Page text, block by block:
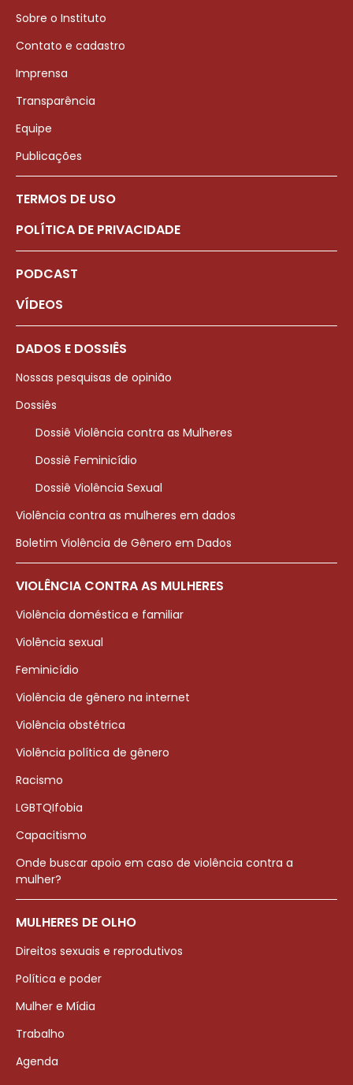
Sobre o Instituto
Contato e cadastro
Imprensa
Transparência
Equipe
Publicações
TERMOS DE USO
POLÍTICA DE PRIVACIDADE
PODCAST
VÍDEOS
DADOS E DOSSIÊS
Nossas pesquisas de opinião
Dossiês
Dossiê Violência contra as Mulheres
Dossiê Feminicídio
Dossiê Violência Sexual
Violência contra as mulheres em dados
Boletim Violência de Gênero em Dados
VIOLÊNCIA CONTRA AS MULHERES
Violência doméstica e familiar
Violência sexual
Feminicídio
Violência de gênero na internet
Violência obstétrica
Violência política de gênero
Racismo
LGBTQIfobia
Capacitismo
Onde buscar apoio em caso de violência contra a
mulher?
MULHERES DE OLHO
Direitos sexuais e reprodutivos
Política e poder
Mulher e Mídia
Trabalho
Agenda